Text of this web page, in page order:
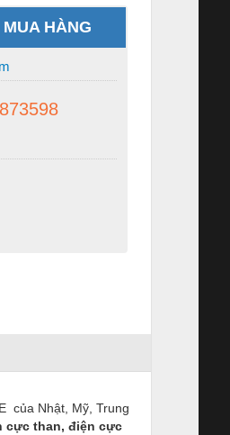
HÀNG
của Nhật, Mỹ, Trung
cực than, điện cực